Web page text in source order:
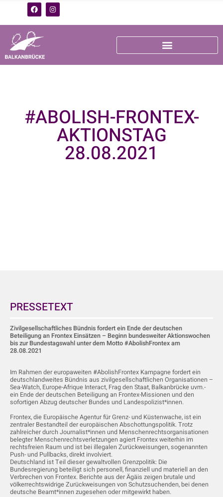
#ABOLISH-FRONTEX-
AKTIONSTAG
28.08.2021
PRESSETEXT
Zivilgesellschaftliches Bündnis fordert ein Ende der deutschen
Beteiligung an Frontex Einsätzen – Beginn bundesweiter Aktionswochen
bis zur Bundestagswahl unter dem Motto #AbolishFrontex am
28.08.2021
Im Rahmen der europaweiten #AbolishFrontex Kampagne fordert ein
deutschlandweites Bündnis aus zivilgesellschaftlichen Organisationen –
Sea-Watch, Europe-Afrique Interact, Frag den Staat, Balkanbrücke uvm.-
ein Ende der deutschen Beteiligung an Frontex-Missionen und den
sofortigen Abzug deutscher Bundes und Landespolizist*innen.
Frontex, die Europäische Agentur für Grenz- und Küstenwache, ist ein
zentraler Bestandteil der europäischen Abschottungspolitik. Trotz
zahlreicher durch Journalist*innen und Menschenrechtsorganisationen
belegter Menschenrechtsverletzungen agiert Frontex weiterhin im
rechtsfreien Raum und ist bei illegalen Zurückweisungen, sogenannten
Push- und Pullbacks, direkt involviert.
Deutschland ist Teil dieser gewaltvollen Grenzpolitik: Die
Bundesregierung beteiligt sich personell, finanziell und materiell an den
Verbrechen von Frontex. Berichte aus der Ägäis zeigen brutale und
völkerrechtswidrige Zurückweisungen von Schutzsuchenden, bei denen
deutsche Beamt*innen zugesehen oder mitgewirkt haben.